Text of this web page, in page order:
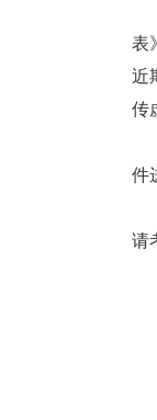
表
近
传
件
请
①
②